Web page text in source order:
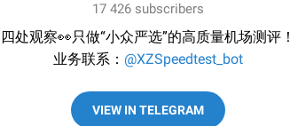
17 426 subscribers
四处观察👀只做“小众严选”的高质量机场测评！
业务联系： @XZSpeedtest_bot
VIEW IN TELEGRAM